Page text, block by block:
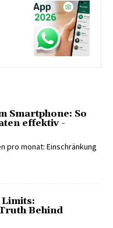
Smartphone: So
effektiv -
pro monat: Einschränkung
Limits:
Behind